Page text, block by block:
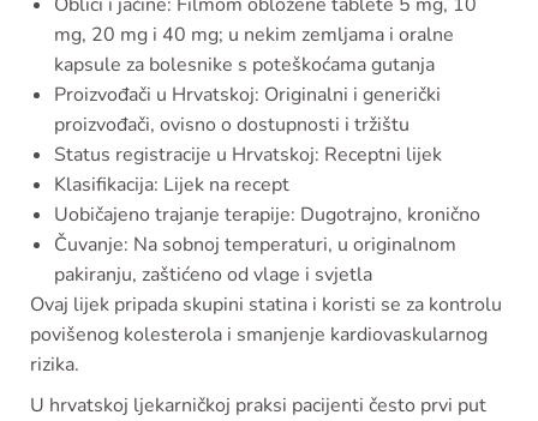
mg, 20 mg i 40 mg; u nekim zemljama i oralne
kapsule za bolesnike s poteškoćama gutanja
Proizvođači u Hrvatskoj: Originalni i generički
proizvođači, ovisno o dostupnosti i tržištu
Status registracije u Hrvatskoj: Receptni lijek
Klasifikacija: Lijek na recept
Uobičajeno trajanje terapije: Dugotrajno, kronično
Čuvanje: Na sobnoj temperaturi, u originalnom
pakiranju, zaštićeno od vlage i svjetla
Ovaj lijek pripada skupini statina i koristi se za kontrolu
povišenog kolesterola i smanjenje kardiovaskularnog
rizika.
U hrvatskoj ljekarničkoj praksi pacijenti često prvi put